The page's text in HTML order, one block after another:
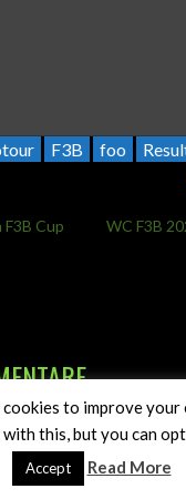
F3B foo
Cup
WC F3B
an electronic line judge
F3Cross: an
to improve your
with this, but you can
Accept Read More